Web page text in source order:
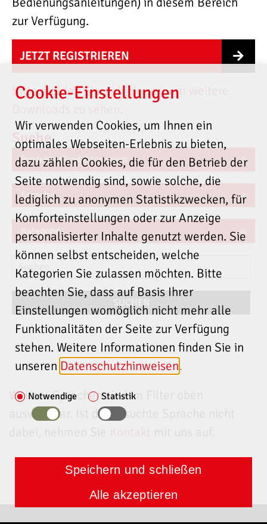
zur Verfügung.
JETZT REGISTRIEREN
Bitte melden Sie sich hier an, um weitere
Suche
Produkte/Produktgruppen
Sprache
Kategorie
Weitere Sprachen sind im Filter oben
auswählbar. Ist die gesuchte Sprache nicht
Cookie-Einstellungen
Wir verwenden Cookies, um Ihnen ein
optimales Webseiten-Erlebnis zu bieten,
dazu zählen Cookies, die für den Betrieb der
Seite notwendig sind, sowie solche, die
lediglich zu anonymen Statistikzwecken, für
Komforteinstellungen oder zur Anzeige
personalisierter Inhalte genutzt werden. Sie
können selbst entscheiden, welche
Kategorien Sie zulassen möchten. Bitte
beachten Sie, dass auf Basis Ihrer
Einstellungen womöglich nicht mehr alle
Funktionalitäten der Seite zur Verfügung
stehen. Weitere Informationen finden Sie in
unseren Datenschutzhinweisen.
Notwendige Statistik
Alle akzeptieren
Speichern und schließen